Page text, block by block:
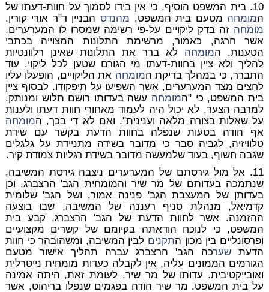
10. בית המשפט הוסיף, כי אין בידו לסמוך על חוות-דעתו של
המומחה מטעם בית המשפט, מהנדס הבניין ד"ר אורי קורין.
מומחה זה בדק ליקויים על-פי רשימה שמסרו לו המערערים,
אשר חרגה, כאמור, מרשימת התלונות המצוייה בכתבי
הטענות. המומחה לא ברר את התלונות שאינן רלוונטיות
להליך ולא ציין בחוות-דעתו מי הגורם שטען לכל ליקוי. עוד
התברר, כי במהלך בדיקת המומחה את הליקויים, הופעלו עליו
לחצים מצד המערערים, אשר השפיעו על תיפקודו. לבסוף ציין
בית המשפט, כי "המומחה עשה בעדותו רושם תלוש ומנותק.
למרבה הצער, לא יכול היה לעמוד מאחורי חוות דעתו ולענות
על שאלות בצורה מלאה וענינית". ואם לא די בכך, המומחה
אף הודה בטעות שנפלה בחוות הדעת בקשר עם שידת
טלוויזיה, לגביה סבר כי מדובר בשידה מתניידת על גלגלים
שגבה חשוף, בעוד שלמעשה מדובר בשידת רגליות צמודת קיר.
11. אל מול גירסתם של המערערים ניצבה גירסת המשיבה,
שנתמכה בעדותם של מר שיר והמומחית הגב' הרצברג, וכן
בעדותן של המעצבת הגב' פנינה אמור, ושל הגב' שלומית
קדמיאל, מנהלת סניף רעננה של המשיבה, שבו בוצעה
ההזמנה. אשר לחוות הדעת של הגב' הרצברג, קבע בית
המשפט, כי לנוכח הודאתה בקיומם של קשרים מקצועיים
ופרסונליים בין מכון התקנים לבין המשיבה, ומשהובהר כי חוות
הדעת שערכה הגב' הרצברג עברה תהליך אישור מטעם
הגורמים הממונים עליה, אין לקבלה כעדות מומחית נייטרלית
ואובייקטיבית. עדותו של מר שיר, לעומת זאת, היתה אמינה
על בית המשפט. מר שיר הודה בפגמים שנפלו בריהוט, אשר